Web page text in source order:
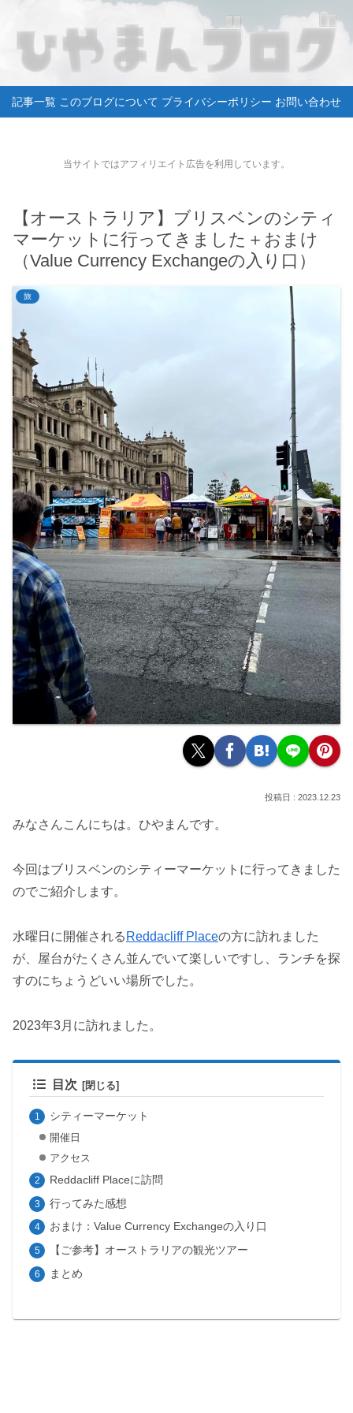
記事一覧 このブログについて プライバシーポリシー お問い合わせ
当サイトではアフィリエイト広告を利用しています。
【オーストラリア】ブリスベンのシティ
マーケットに行ってきました＋おまけ
（Value Currency Exchangeの入り口）
旅
2023.12.23
みなさんこんにちは。ひやまんです。
今回はブリスベンのシティーマーケットに行ってきました
のでご紹介します。
水曜日に開催される Reddacliff Placeの方に訪れました
が、屋台がたくさん並んでいて楽しいですし、ランチを探
すのにちょうどいい場所でした。
2023年3月に訪れました。
目次
シティーマーケット
開催日
アクセス
Reddacliff Placeに訪問
行ってみた感想
おまけ：Value Currency Exchangeの入り口
【ご参考】オーストラリアの観光ツアー
まとめ